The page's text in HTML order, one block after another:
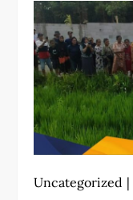
Uncategorized